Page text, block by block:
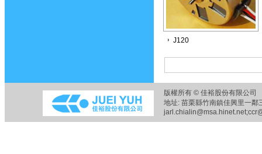
J120
版權所有 © 佳裕股份有限公
地址: 苗栗縣竹南鎮佳興里一